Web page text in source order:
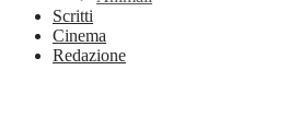
Scritti
Cinema
Redazione